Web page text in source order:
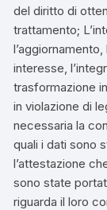
del diritto di
trattamento;
interesse,
trasformazione
in violazione di
necessaria la
quali i dati sono
l’attestazione
sono state
riguarda il loro